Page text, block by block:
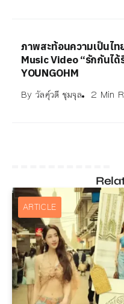
ภาพสะท้อนความเป็นไ
Music Video “รักกันได้
YOUNGOHM
By วัลคุ์วดี ชุมจุล 2 Min
ARTICLE